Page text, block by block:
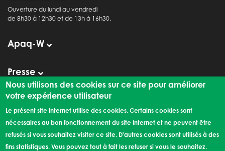
Ouverture du lundi au vendredi
de 8h30 à 12h30 et de 13h à 16h30.
Apaq-W
Presse
Observatoire de la Consommation
Liens externes
Les rendez-vous de l'Apaq-W
Nous utilisons des cookies sur ce site pour améliorer
votre expérience utilisateur
Le présent site Internet utilise des cookies. Certains cookies sont
nécessaires au bon fonctionnement du site Internet et ne peuvent être
refusés si vous souhaitez visiter ce site. D'autres cookies sont utilisés à des
fins statistiques. Vous pouvez tout à fait les refuser si vous le souhaitez.